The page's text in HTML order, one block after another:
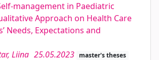
management in Paediatric
Approach on Health Care
Needs, Expectations and
Liina 25.05.2023 master's theses